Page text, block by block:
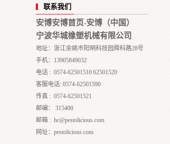
联系我们
安博安博首页-安博（中国）
宁波华城橡塑机械有限公司
地址：浙江余姚市阳明科技园舜科路28号
手机：13905849032
电话 : 0574-62501510 62501520
客服电话: 0574-62501590
传真 : 0574-62501521
邮编： 315400
邮箱 : hc@pestolicious.com
网址：pestolicious.com